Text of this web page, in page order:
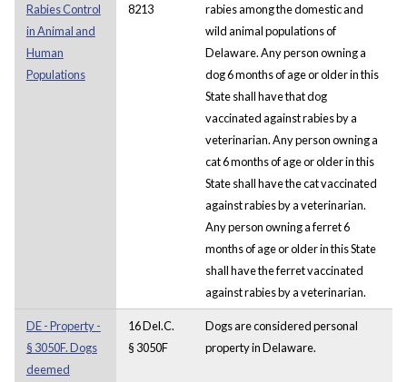
Rabies Control
in Animal and
Human
Populations
8213
rabies among the domestic and
wild animal populations of
Delaware. Any person owning a
dog 6 months of age or older in this
State shall have that dog
vaccinated against rabies by a
veterinarian. Any person owning a
cat 6 months of age or older in this
State shall have the cat vaccinated
against rabies by a veterinarian.
Any person owning a ferret 6
months of age or older in this State
shall have the ferret vaccinated
against rabies by a veterinarian.
DE - Property -
§ 3050F. Dogs
deemed
16 Del.C.
§ 3050F
Dogs are considered personal
property in Delaware.